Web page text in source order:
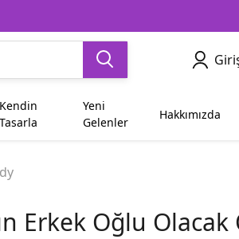
Dede
Abla Bayram
Yetişkin
Sevgiliye Hediye
Kendin
Tasarla
Yeni
Gelenler
Hakkımızda
Erkek Oğlu Olacak